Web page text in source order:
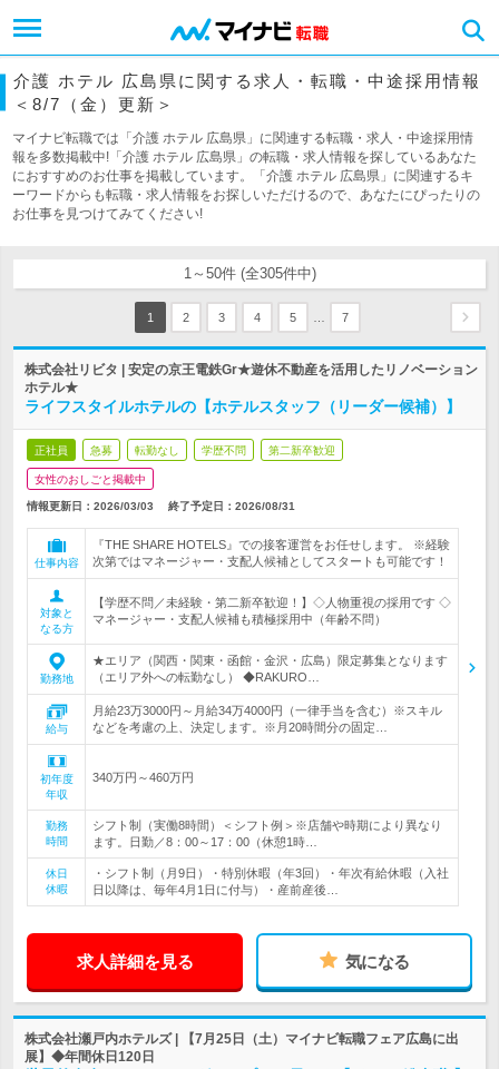
介護 ホテル 広島県に関する求人・転職・中途採用情報
＜8/7（金）更新＞
マイナビ転職では「介護 ホテル 広島県」に関連する転職・求人・中途採用情
報を多数掲載中!「介護 ホテル 広島県」の転職・求人情報を探しているあなた
におすすめのお仕事を掲載しています。「介護 ホテル 広島県」に関連するキ
ーワードからも転職・求人情報をお探しいただけるので、あなたにぴったりの
お仕事を見つけてみてください!
1～50件 (全305件中)
1 2 3 4 5 7
株式会社リビタ | 安定の京王電鉄Gr★遊休不動産を活用したリノベーション
ホテル★
ライフスタイルホテルの【ホテルスタッフ（リーダー候補）】
正社員 急募 転勤なし 学歴不問 第二新卒歓迎
女性のおしごと掲載中
情報更新日：2026/03/03 終了予定日： 2026/08/31
仕事内容
『THE SHARE HOTELS』での接客運営をお任せします。 ※経験
次第ではマネージャー・支配人候補としてスタートも可能です！
対象と
なる方
【学歴不問／未経験・第二新卒歓迎！】◇人物重視の採用です ◇
マネージャー・支配人候補も積極採用中（年齢不問）
勤務地
★エリア（関西・関東・函館・金沢・広島）限定募集となります
（エリア外への転勤なし） ◆RAKURO…
給与
月給23万3000円～月給34万4000円（一律手当を含む）※スキル
などを考慮の上、決定します。※月20時間分の固定…
初年度
年収
340万円～460万円
勤務
時間
シフト制（実働8時間）＜シフト例＞※店舗や時期により異なり
ます。日勤／8：00～17：00（休憩1時…
休日
休暇
・シフト制（月9日）・特別休暇（年3回）・年次有給休暇（入社
日以降は、毎年4月1日に付与）・産前産後…
求人詳細を見る 気になる
株式会社瀬戸内ホテルズ | 【7月25日（土）マイナビ転職フェア広島に出
展】◆年間休日120日